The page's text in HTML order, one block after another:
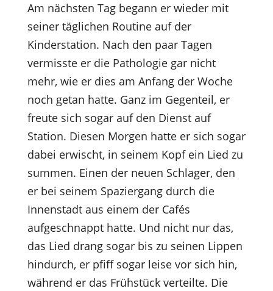
Am nächsten Tag begann er wieder mit
seiner täglichen Routine auf der
Kinderstation. Nach den paar Tagen
vermisste er die Pathologie gar nicht
mehr, wie er dies am Anfang der Woche
noch getan hatte. Ganz im Gegenteil, er
freute sich sogar auf den Dienst auf
Station. Diesen Morgen hatte er sich sogar
dabei erwischt, in seinem Kopf ein Lied zu
summen. Einen der neuen Schlager, den
er bei seinem Spaziergang durch die
Innenstadt aus einem der Cafés
aufgeschnappt hatte. Und nicht nur das,
das Lied drang sogar bis zu seinen Lippen
hindurch, er pfiff sogar leise vor sich hin,
während er das Frühstück verteilte. Die